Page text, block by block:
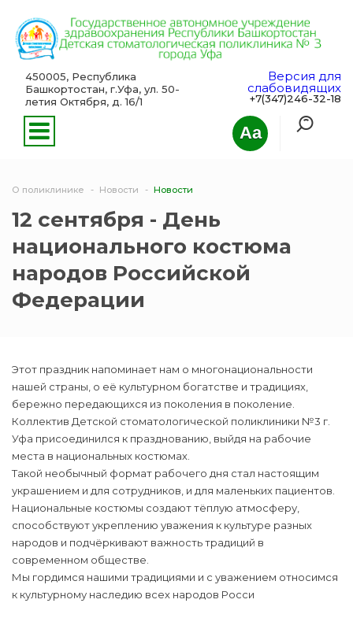
Aa
450005, Республика
Башкортостан, г.Уфа, ул. 50-
летия Октября, д. 16/1
Версия для
слабовидящих
+7(347)246-32-18
О поликлинике Новости Новости
12 сентября - День
национального костюма
народов Российской
Федерации
Этот праздник напоминает нам о многонациональности
нашей страны, о её культурном богатстве и традициях,
бережно передающихся из поколения в поколение.
Коллектив Детской стоматологической поликлиники №3 г.
Уфа присоединился к празднованию, выйдя на рабочие
места в национальных костюмах.
Такой необычный формат рабочего дня стал настоящим
украшением и для сотрудников, и для маленьких пациентов.
Национальные костюмы создают тёплую атмосферу,
способствуют укреплению уважения к культуре разных
народов и подчёркивают важность традиций в
современном обществе.
Мы гордимся нашими традициями и с уважением относимся
к культурному наследию всех народов Росси